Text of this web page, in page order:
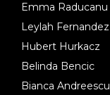
Emma Raducanu
Leylah Fernandez
Hubert Hurkacz
Belinda Bencic
Bianca Andreescu